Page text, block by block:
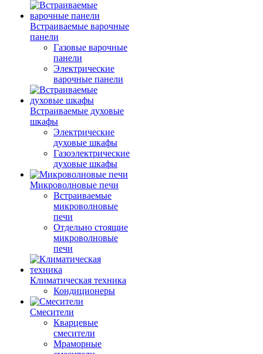
Встраиваемые варочные
панели
Газовые варочные
панели
Электрические
варочные панели
Встраиваемые духовые
шкафы
Электрические
духовые шкафы
Газоэлектрические
духовые шкафы
Микроволновые печи
Встраиваемые
микроволновые
печи
Отдельно стоящие
микроволновые
печи
Климатическая техника
Кондиционеры
Смесители
Кварцевые
смесители
Мраморные